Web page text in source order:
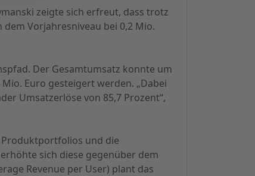
zeigte sich erfreut, dass trotz
Vorjahresniveau bei 0,2 Mio.
Der Gesamtumsatz konnte um
Euro gesteigert werden. „Dabei
Umsatzerlöse von 85,7 Prozent“,
Produktportfolios und die
sich diese gegenüber dem
Revenue per User) plant das